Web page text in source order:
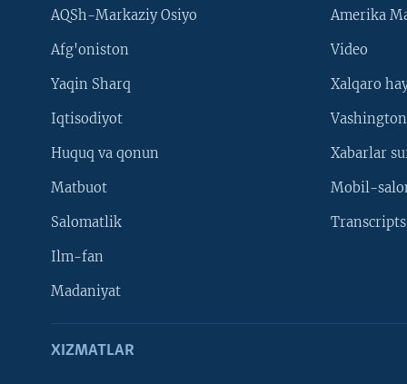
AQSh-Markaziy Osiyo
Afg'oniston
Yaqin Sharq
Iqtisodiyot
Huquq va qonun
Matbuot
Salomatlik
Ilm-fan
Madaniyat
Amerika
Video
Xalqaro
Xabarlar
Mobil-
Transcripts
XIZMATLAR